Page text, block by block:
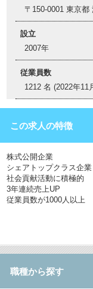
〒150-0001 東京
設立
2007年
従業員数
1212 名 (2022年11
この求人の特徴
株式公開企業
シェアトップクラス企業
社会貢献活動に積極的
3年連続売上UP
従業員数が1000人以上
職種から探す